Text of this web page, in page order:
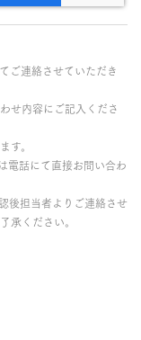
ご連絡させていただき
せ内容にご記入くださ
。
電話にて直接お問い合わ
後担当者よりご連絡させ
承ください。